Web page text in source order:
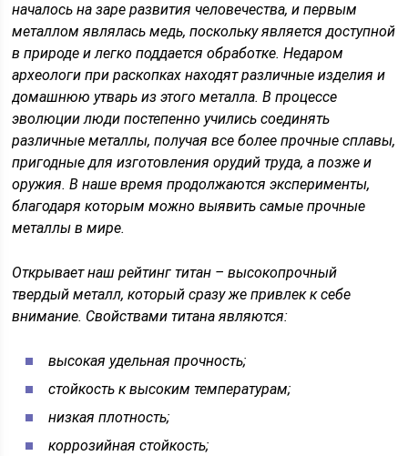
началось на заре развития человечества, и первым
металлом являлась медь, поскольку является доступной
в природе и легко поддается обработке. Недаром
археологи при раскопках находят различные изделия и
домашнюю утварь из этого металла. В процессе
эволюции люди постепенно учились соединять
различные металлы, получая все более прочные сплавы,
пригодные для изготовления орудий труда, а позже и
оружия. В наше время продолжаются эксперименты,
благодаря которым можно выявить самые прочные
металлы в мире.
Открывает наш рейтинг титан – высокопрочный
твердый металл, который сразу же привлек к себе
внимание. Свойствами титана являются:
высокая удельная прочность;
стойкость к высоким температурам;
низкая плотность;
коррозийная стойкость;